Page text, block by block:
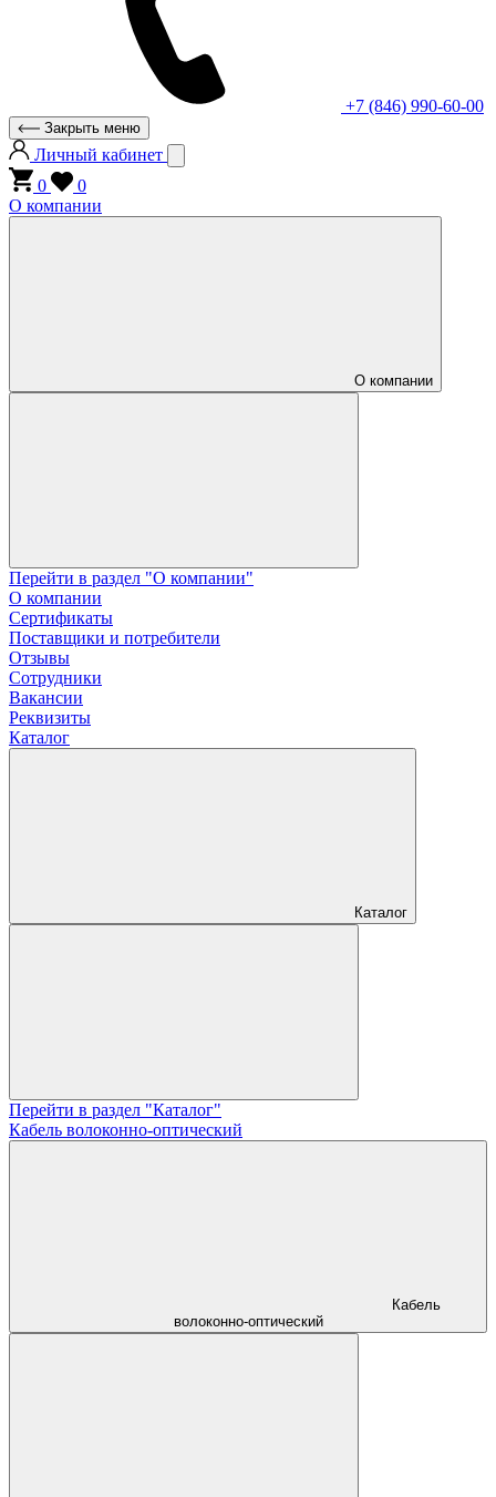
+7 (846) 990-60-00
Закрыть меню
Личный кабинет
0
0
О компании
О компании
Перейти в раздел "О компании"
О компании
Сертификаты
Поставщики и потребители
Отзывы
Сотрудники
Вакансии
Реквизиты
Каталог
Каталог
Перейти в раздел "Каталог"
Кабель волоконно-оптический
Кабель
волоконно-оптический